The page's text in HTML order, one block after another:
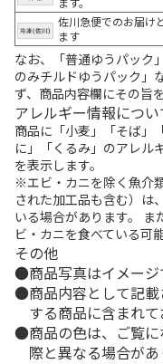
佐川急便でのお届け
ます
なお、「普通ゆうパック
のみチルドゆうパック」
ず、商品内容欄にその旨
アレルギー情報につい
商品に「小麦」「そば」
に」「くるみ」のアレル
を表示します。
※エビ・カニを除く魚介
された加工品も含む）は
いる場合があります。
ビ・カニを食べている可
その他
商品写真はイメージ
商品内容として記
する商品に含まれて
商品の色は、ご覧
際と異なる場合があ